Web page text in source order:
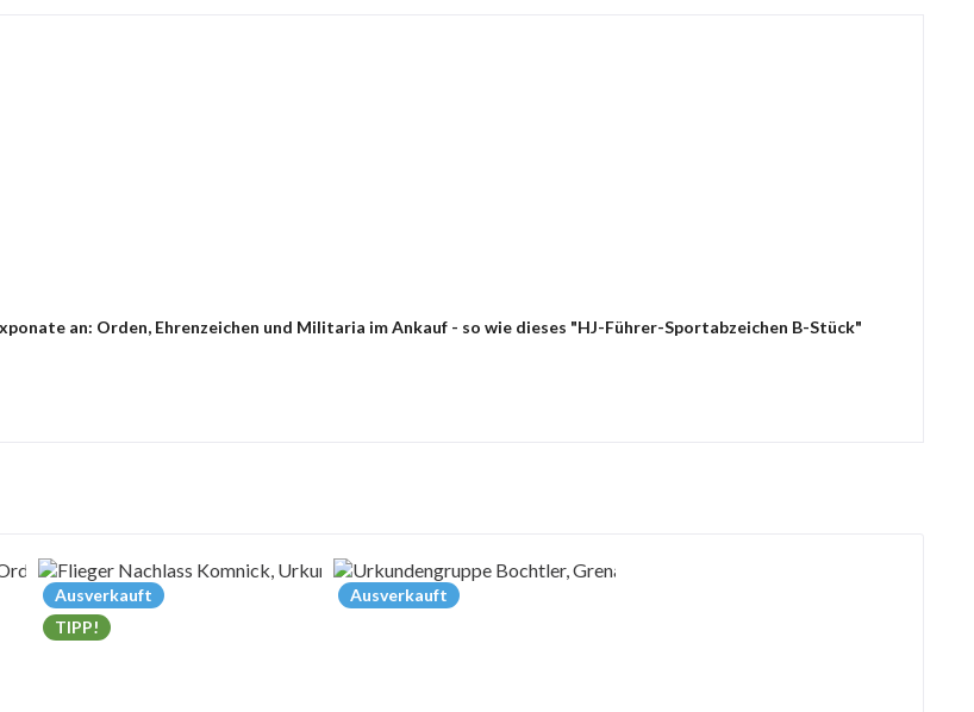
an: Orden, Ehrenzeichen und Militaria im Ankauf - so wie dieses "HJ-Führer-Sportabzeichen B-Stück"
Ausverkauft
TIPP!
Ausverkauft